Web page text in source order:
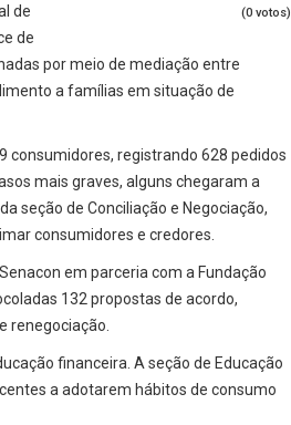
(0 votos)
de
de
por meio de mediação entre
a famílias em situação de
consumidores, registrando 628 pedidos
mais graves, alguns chegaram a
seção de Conciliação e Negociação,
consumidores e credores.
em parceria com a Fundação
132 propostas de acordo,
renegociação.
financeira. A seção de Educação
a adotarem hábitos de consumo